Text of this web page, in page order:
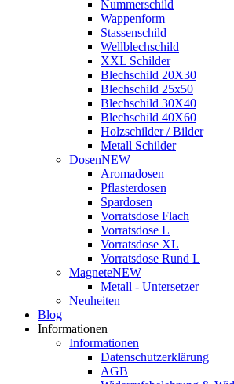
Nummerschild
Wappenform
Stassenschild
Wellblechschild
XXL Schilder
Blechschild 20X30
Blechschild 25x50
Blechschild 30X40
Blechschild 40X60
Holzschilder / Bilder
Metall Schilder
DosenNEW
Aromadosen
Pflasterdosen
Spardosen
Vorratsdose Flach
Vorratsdose L
Vorratsdose XL
Vorratsdose Rund L
MagneteNEW
Metall - Untersetzer
Neuheiten
Blog
Informationen
Informationen
Datenschutzerklärung
AGB